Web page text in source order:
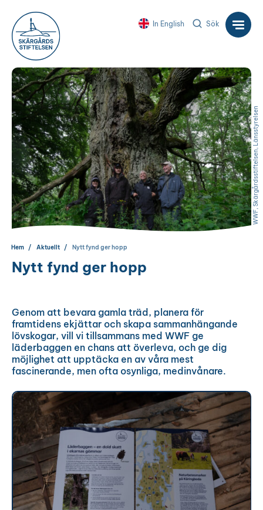
In English Sök
WWF, Skärgårdsstiftelsen, Länsstyrelsen
Hem Aktuellt Nytt fynd ger hopp
Nytt fynd ger hopp
Genom att bevara gamla träd, planera för
framtidens ekjättar och skapa sammanhängande
lövskogar, vill vi tillsammans med WWF ge
läderbaggen en chans att överleva, och ge dig
möjlighet att upptäcka en av våra mest
fascinerande, men ofta osynliga, medinvånare.